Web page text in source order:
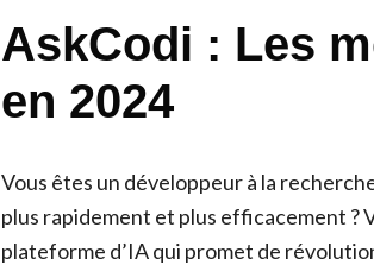
AskCodi : Les
en 2024
Vous êtes un développeur à la
plus rapidement et plus efficacement ?
plateforme d’IA qui promet de